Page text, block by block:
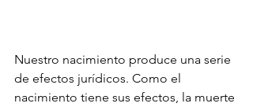
Nuestro nacimiento produce una serie
de efectos jurídicos. Como el
nacimiento tiene sus efectos, la muerte